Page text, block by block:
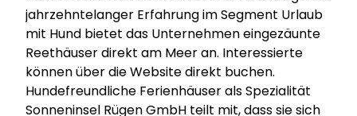
jahrzehntelanger Erfahrung im Segment Urlaub
mit Hund bietet das Unternehmen eingezäunte
Reethäuser direkt am Meer an. Interessierte
können über die Website direkt buchen.
Hundefreundliche Ferienhäuser als Spezialität
Sonneninsel Rügen GmbH teilt mit, dass sie sich